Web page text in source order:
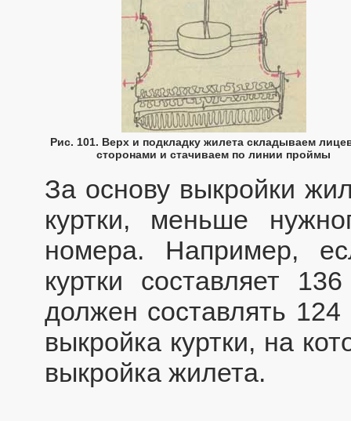
Рис. 101. Верх и подкладку жилета складываем
сторонами и стачиваем по линии проймы
За основу выкройки
куртки, меньше
номера. Например,
куртки составляет
должен составлять
выкройка куртки, на
выкройка жилета.